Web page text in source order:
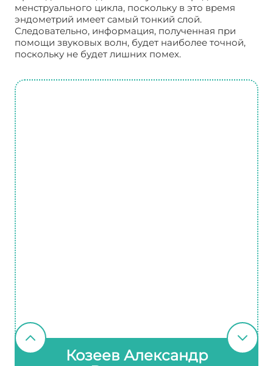
менструального цикла, поскольку в это время
эндометрий имеет самый тонкий слой.
Следовательно, информация, полученная при
помощи звуковых волн, будет наиболее точной,
поскольку не будет лишних помех.
Козеев Александр